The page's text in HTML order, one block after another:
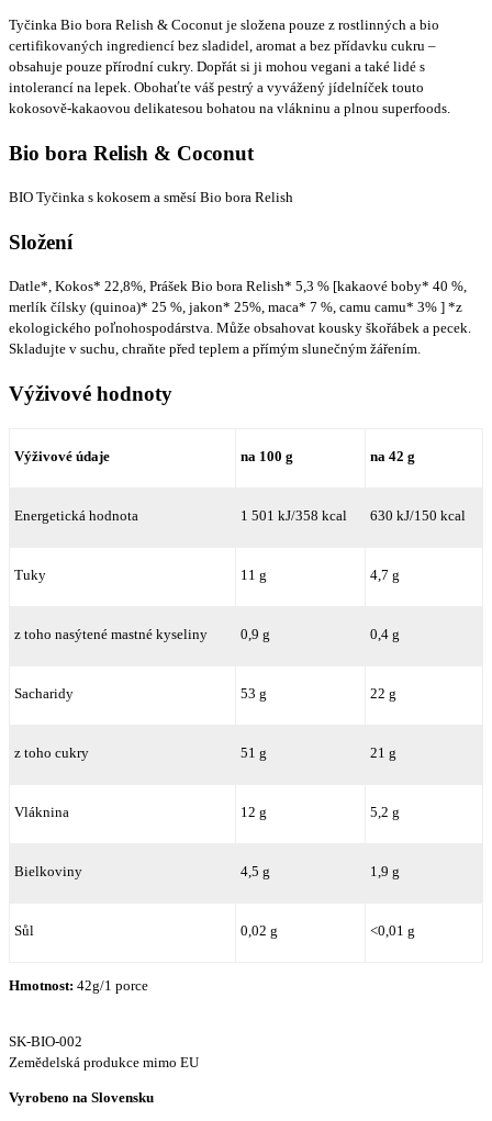
Tyčinka Bio bora Relish & Coconut je složena pouze z rostlinných a bio
certifikovaných ingrediencí bez sladidel, aromat a bez přídavku cukru –
obsahuje pouze přírodní cukry. Dopřát si ji mohou vegani a také lidé s
intolerancí na lepek. Obohaťte váš pestrý a vyvážený jídelníček touto
kokosově-kakaovou delikatesou bohatou na vlákninu a plnou superfoods.
Bio bora Relish & Coconut
BIO Tyčinka s kokosem a směsí Bio bora Relish
Složení
Datle*, Kokos* 22,8%, Prášek Bio bora Relish* 5,3 % [kakaové boby* 40 %,
merlík čílsky (quinoa)* 25 %, jakon* 25%, maca* 7 %, camu camu* 3% ] *z
ekologického poľnohospodárstva. Může obsahovat kousky škořábek a pecek.
Skladujte v suchu, chraňte před teplem a přímým slunečným žářením.
Výživové hodnoty
Výživové údaje na 100 g na 42 g
Energetická hodnota 1 501 kJ/358 kcal 630 kJ/150 kcal
Tuky 11 g 4,7 g
z toho nasýtené mastné kyseliny 0,9 g 0,4 g
Sacharidy 53 g 22 g
z toho cukry 51 g 21 g
Vláknina 12 g 5,2 g
Bielkoviny 4,5 g 1,9 g
Sůl 0,02 g <0,01 g
Hmotnost: 42g/1 porce
SK-BIO-002
Zemědelská produkce mimo EU
Vyrobeno na Slovensku